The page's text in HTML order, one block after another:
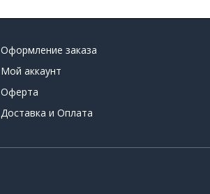
Оформление заказа
Мой аккаунт
Оферта
Доставка и Оплата